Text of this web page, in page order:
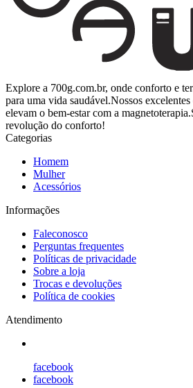
Explore a 700g.com.br, onde conforto e
para uma vida saudável.Nossos
elevam o bem-estar com a
revolução do conforto!
Categorias
Homem
Mulher
Acessórios
Informações
Faleconosco
Perguntas frequentes
Políticas de privacidade
Sobre a loja
Trocas e devoluções
Política de cookies
Atendimento
facebook
facebook